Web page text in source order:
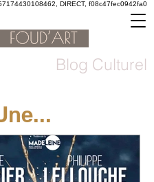
DIRECT, f08c47fec0942fa0
Blog Culturel